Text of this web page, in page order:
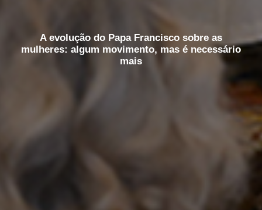
A evolução do Papa Francisco sobre as
mulheres: algum movimento, mas é necessário
mais